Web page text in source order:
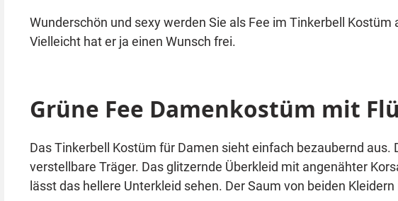
Wunderschön und sexy werden Sie als Fee im Tinkerbell
Vielleicht hat er ja einen Wunsch frei.
Grüne Fee Damenkostüm mit
Das Tinkerbell Kostüm für Damen sieht einfach bezaubernd
verstellbare Träger. Das glitzernde Überkleid mit angenähter
lässt das hellere Unterkleid sehen. Der Saum von beiden